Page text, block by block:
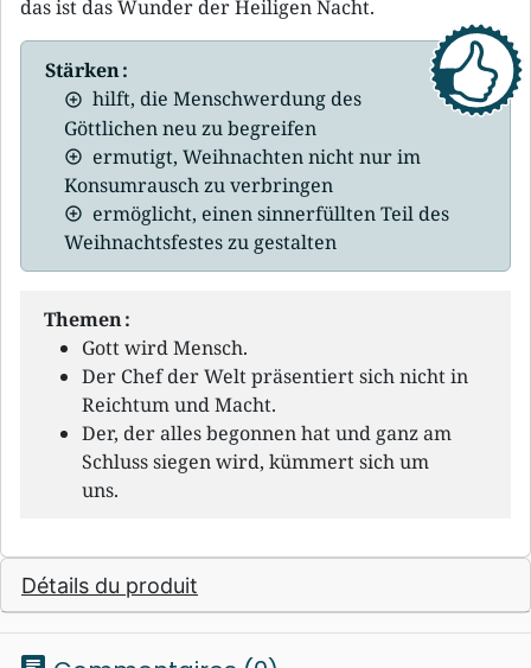
das ist das Wunder der Heiligen Nacht.
Stärken :
hilft, die Menschwerdung des
Göttlichen neu zu begreifen
ermutigt, Weihnachten nicht nur im
Konsumrausch zu verbringen
ermöglicht, einen sinnerfüllten Teil des
Weihnachtsfestes zu gestalten
Themen :
Gott wird Mensch.
Der Chef der Welt präsentiert sich nicht in
Reichtum und Macht.
Der, der alles begonnen hat und ganz am
Schluss siegen wird, kümmert sich um
uns.
Détails du produit